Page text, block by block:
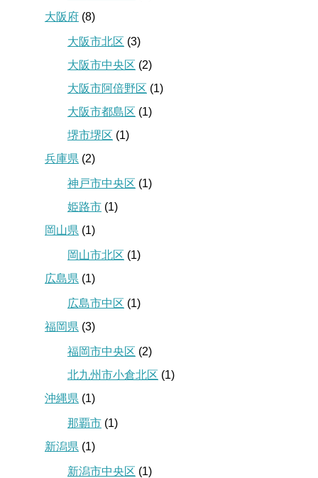
大阪府 (8)
大阪市北区 (3)
大阪市中央区 (2)
大阪市阿倍野区 (1)
大阪市都島区 (1)
堺市堺区 (1)
兵庫県 (2)
神戸市中央区 (1)
姫路市 (1)
岡山県 (1)
岡山市北区 (1)
広島県 (1)
広島市中区 (1)
福岡県 (3)
福岡市中央区 (2)
北九州市小倉北区 (1)
沖縄県 (1)
那覇市 (1)
新潟県 (1)
新潟市中央区 (1)